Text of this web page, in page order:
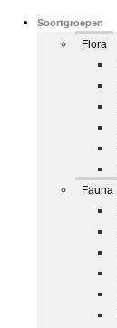
Soortgroepen
Flora
Fauna